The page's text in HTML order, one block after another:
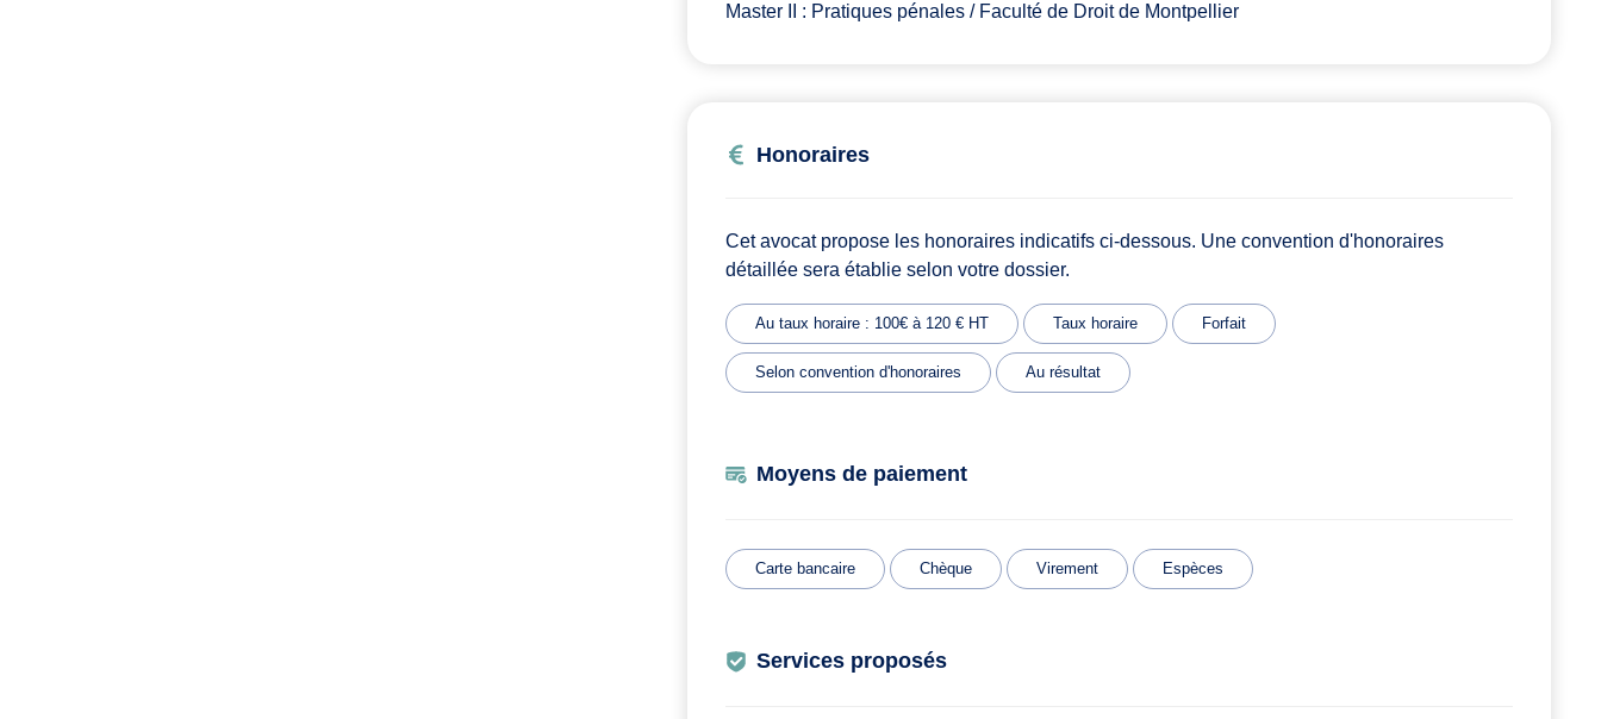
Master II : Pratiques pénales / Faculté de Droit de Montpellier
Honoraires
Cet avocat propose les honoraires indicatifs ci-dessous. Une convention d'honoraires
détaillée sera établie selon votre dossier.
Au taux horaire : 100€ à 120 € HT Taux horaire Forfait
Selon convention d'honoraires Au résultat
Moyens de paiement
Carte bancaire Chèque Virement Espèces
Services proposés